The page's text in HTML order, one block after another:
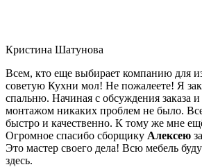
Кристина Шатунова
Всем, кто еще выбирает компанию для
советую Кухни мол! Не пожалеете! Я
спальню. Начиная с обсуждения заказа и
монтажом никаких проблем не было.
быстро и качественно. К тому же мне
Огромное спасибо сборщику Алексею
Это мастер своего дела! Всю мебель буду
здесь.